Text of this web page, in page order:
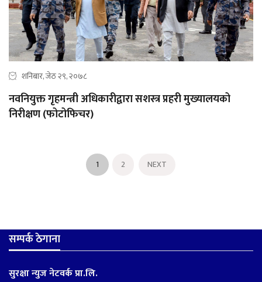
शनिबार, जेठ २९, २०७८
नवनियुक्त गृहमन्त्री अधिकारीद्वारा सशस्त्र प्रहरी मुख्यालयको
निरीक्षण (फोटोफिचर)
1 2 NEXT
सम्पर्क ठेगाना
सुरक्षा न्युज नेटवर्क प्रा.लि.